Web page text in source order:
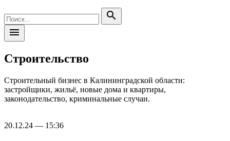
search
menu
Строительство
Строительный бизнес в Калининградской области:
застройщики, жильё, новые дома и квартиры,
законодательство, криминальные случаи.
20.12.24 — 15:36